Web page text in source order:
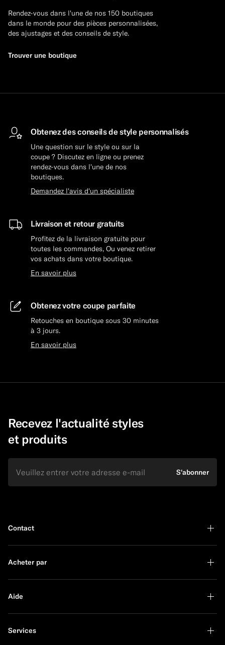
Rendez-vous dans l'une de nos 150 boutiques
dans le monde pour des pièces personnalisées,
des ajustages et des conseils de style.
Trouver une boutique
Obtenez des conseils de style personnalisés
Une question sur le style ou sur la
coupe ? Discutez en ligne ou prenez
rendez-vous dans l'une de nos
boutiques.
Demandez l'avis d'un spécialiste
Livraison et retour gratuits
Profitez de la livraison gratuite pour
toutes les commandes, Ou venez retirer
vos achats dans votre boutique.
En savoir plus
Obtenez votre coupe parfaite
Retouches en boutique sous 30 minutes
à 3 jours.
En savoir plus
Recevez l'actualité styles
et produits
S'abonner
Contact
Acheter par
Aide
Services